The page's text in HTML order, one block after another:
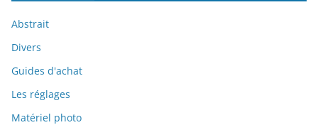
Abstrait
Divers
Guides d'achat
Les réglages
Matériel photo